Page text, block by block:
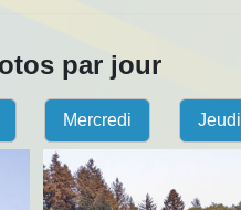
par jour
Mercredi Jeudi